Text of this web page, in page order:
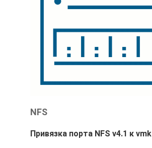
NFS
Привязка порта NFS v4.1 к vmk